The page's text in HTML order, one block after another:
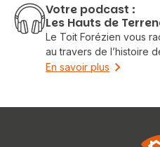
Votre podcast :
Les Hauts de
Le Toit Forézien vous
au travers de l’histoire
En savoir plus